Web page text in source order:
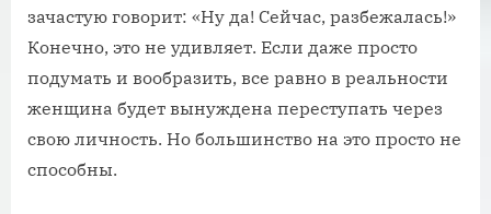
зачастую говорит: «Ну да! Сейчас, разбежалась!»
Конечно, это не удивляет. Если даже просто
подумать и вообразить, все равно в реальности
женщина будет вынуждена переступать через
свою личность. Но большинство на это просто не
способны.